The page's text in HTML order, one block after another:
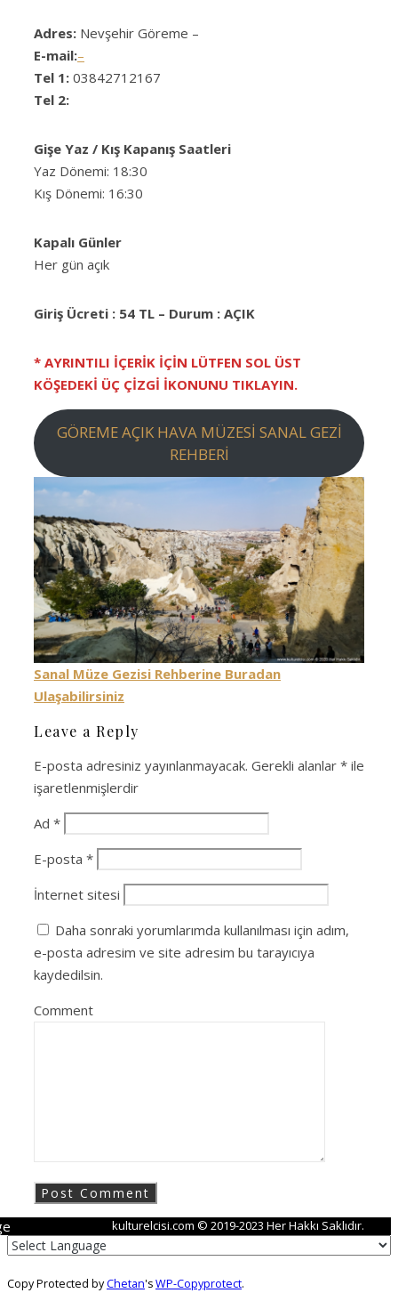
Adres: Nevşehir Göreme –
E-mail:–
Tel 1: 03842712167
Tel 2:
Gişe Yaz / Kış Kapanış Saatleri
Yaz Dönemi: 18:30
Kış Dönemi: 16:30
Kapalı Günler
Her gün açık
Giriş Ücreti : 54 TL – Durum : AÇIK
* AYRINTILI İÇERİK İÇİN LÜTFEN SOL ÜST
KÖŞEDEKİ ÜÇ ÇİZGİ İKONUNU TIKLAYIN.
GÖREME AÇIK HAVA MÜZESİ SANAL GEZİ
REHBERİ
Sanal Müze Gezisi Rehberine Buradan
Ulaşabilirsiniz
Leave a Reply
E-posta adresiniz yayınlanmayacak. Gerekli alanlar * ile
işaretlenmişlerdir
Ad *
E-posta *
İnternet sitesi
Daha sonraki yorumlarımda kullanılması için adım,
e-posta adresim ve site adresim bu tarayıcıya
kaydedilsin.
Comment
kulturelcisi.com © 2019-2023 Her Hakkı Saklıdır.
Copy Protected byChetan'sWP-Copyprotect.